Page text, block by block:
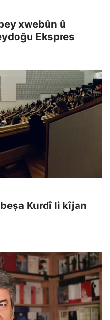
xwebûn û
Ekspres
Kurdî li kîjan